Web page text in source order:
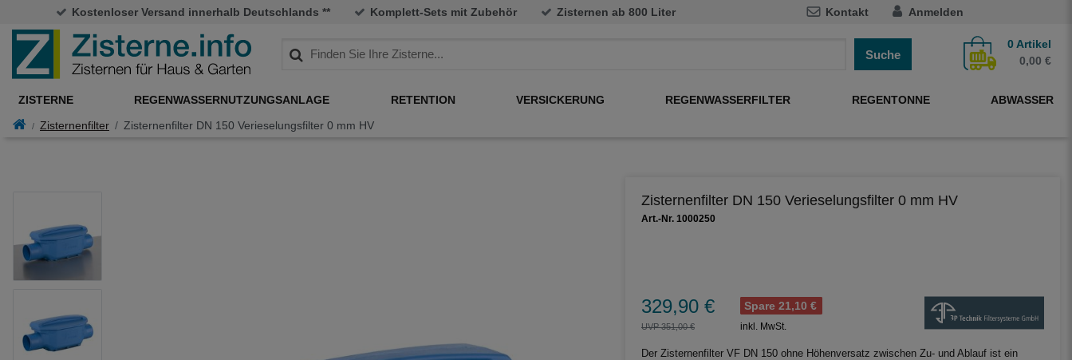
Kostenloser Versand innerhalb Deutschlands ** Komplett-Sets mit Zubehör Zisternen ab 800 Liter Kontakt Anmelden
Suche
0Artikel
0,00 €
ZISTERNE REGENWASSERNUTZUNGSANLAGE RETENTION VERSICKERUNG REGENWASSERFILTER REGENTONNE ABWASSER
Zisternenfilter Zisternenfilter DN 150 Verieselungsfilter 0 mm HV
Zisternenfilter DN 150 Verieselungsfilter 0 mm HV
Art.-Nr. 1000250
329,90 € Spare 21,10 €
UVP 351,00 € inkl. MwSt.
Der Zisternenfilter VF DN 150 ohne Höhenversatz zwischen Zu- und Ablauf ist ein